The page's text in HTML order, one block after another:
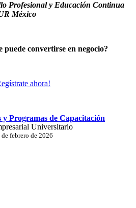
Profesional y Educación Continua
México
puede convertirse en negocio?
ahora!
y Programas de Capacitación
de febrero de 2026